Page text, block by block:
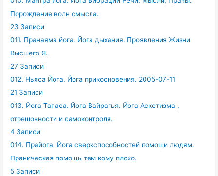
Порождение волн смысла.
23 Записи
011. Пранаяма йога. Йога дыхания. Проявления Жизни
Высшего Я.
27 Записи
012. Ньяса Йога. Йога прикосновения. 2005-07-11
21 Записи
013. Йога Тапаса. Йога Вайрагья. Йога Аскетизма ,
отрешонности и самоконтроля.
4 Записи
014. Прайога. Йога сверхспособностей помощи людям.
Праническая помощь тем кому плохо.
5 Записи